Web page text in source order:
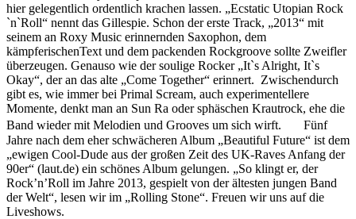
hier gelegentlich ordentlich krachen lassen. „Ecstatic Utopian Rock
`n`Roll“ nennt das Gillespie. Schon der erste Track, „2013“ mit
seinem an Roxy Music erinnernden Saxophon, dem
kämpferischenText und dem packenden Rockgroove sollte Zweifler
überzeugen. Genauso wie der soulige Rocker „It`s Alright, It`s
Okay“, der an das alte „Come Together“ erinnert. Zwischendurch
gibt es, wie immer bei Primal Scream, auch experimentellere
Momente, denkt man an Sun Ra oder sphäschen Krautrock, ehe die
Band wieder mit Melodien und Grooves um sich wirft. Fünf
Jahre nach dem eher schwächeren Album „Beautiful Future“ ist dem
„ewigen Cool-Dude aus der großen Zeit des UK-Raves Anfang der
90er“ (laut.de) ein schönes Album gelungen. „So klingt er, der
Rock’n’Roll im Jahre 2013, gespielt von der ältesten jungen Band
der Welt“, lesen wir im „Rolling Stone“. Freuen wir uns auf die
Liveshows.